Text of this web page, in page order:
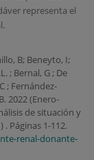
representa el
B; Beneyto, I;
; Bernal, G ; De
; Fernández-
2022 (Enero-
de situación y
Páginas 1-112.
renal-donante-